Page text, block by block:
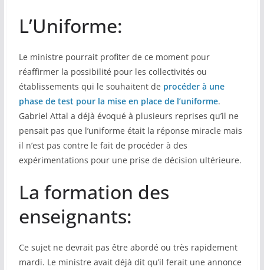
L’Uniforme:
Le ministre pourrait profiter de ce moment pour
réaffirmer la possibilité pour les collectivités ou
établissements qui le souhaitent de procéder à une
phase de test pour la mise en place de l’uniforme.
Gabriel Attal a déjà évoqué à plusieurs reprises qu’il ne
pensait pas que l’uniforme était la réponse miracle mais
il n’est pas contre le fait de procéder à des
expérimentations pour une prise de décision ultérieure.
La formation des
enseignants:
Ce sujet ne devrait pas être abordé ou très rapidement
mardi. Le ministre avait déjà dit qu’il ferait une annonce